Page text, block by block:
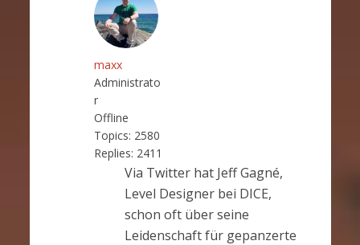
maxx
Administrato
r
Offline
Topics: 2580
Replies: 2411
Via Twitter hat Jeff Gagné,
Level Designer bei DICE,
schon oft über seine
Leidenschaft für gepanzerte